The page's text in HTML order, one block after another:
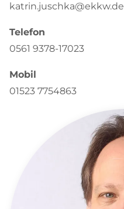
katrin.juschka@ekkw.de
Telefon
0561 9378-17023
Mobil
01523 7754863